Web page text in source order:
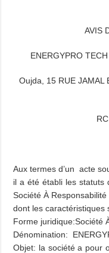
AVIS
ENERGYPRO
Oujda, 15 RUE JAMAL
Aux termes d’un acte
il a été établi les statuts
Société À Responsabilité
dont les caractéristiques
Forme juridique:Société
Dénomination:
Objet: la société a pour